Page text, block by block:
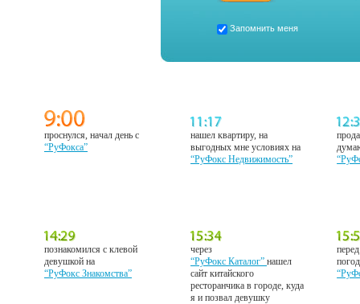
Запомнить меня
проснулся, начал день с
“РуФокса”
нашел квартиру, на
выгодных мне условиях на
“РуФокс Недвижимость”
познакомился с клевой
девушкой на
“РуФокс Знакомства”
через
“РуФокс Каталог”нашел
сайт китайского
ресторанчика в городе, куда
я и позвал девушку